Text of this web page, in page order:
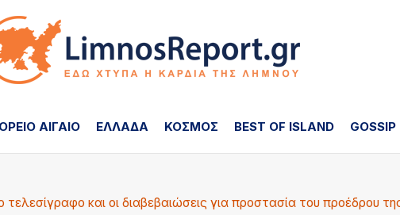
ΑΙΓΑΙΟ ΕΛΛΑΔΑ ΚΟΣΜΟΣ BEST OF ISLAND
και οι διαβεβαιώσεις για προστασία του προέδρου